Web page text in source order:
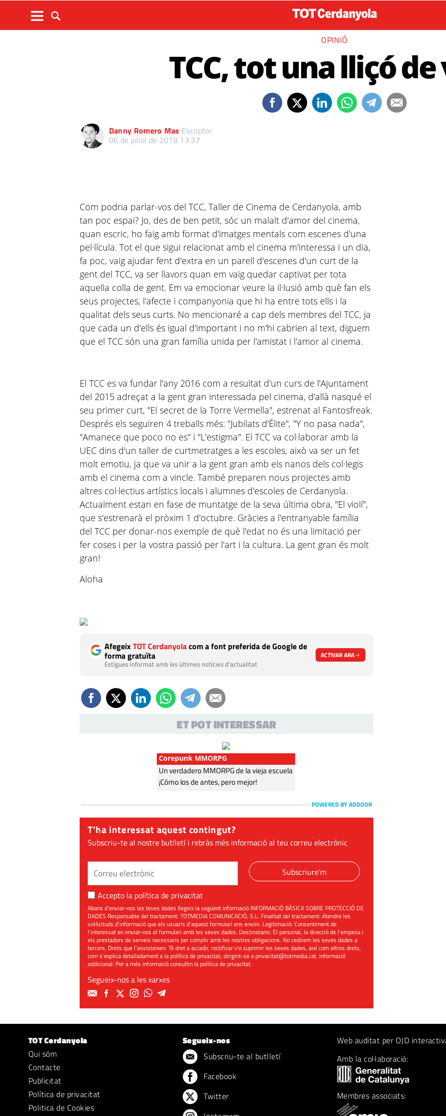
OPINIÓ
TCC, tot una lliçó
Danny Romero Mas Escriptor
06 de juliol de 2018 13:37
Com podria parlar-vos del TCC, Taller de Cinema de Cerdanyola, amb
tan poc espai? Jo, des de ben petit, sóc un malalt d'amor del cinema,
quan escric, ho faig amb format d'imatges mentals com escenes d'una
pel·lícula. Tot el que sigui relacionat amb el cinema m'interessa i un dia,
fa poc, vaig ajudar fent d'extra en un parell d'escenes d'un curt de la
gent del TCC, va ser llavors quan em vaig quedar captivat per tota
aquella colla de gent. Em va emocionar veure la il·lusió amb què fan els
seus projectes, l'afecte i companyonia que hi ha entre tots ells i la
qualitat dels seus curts. No mencionaré a cap dels membres del TCC, ja
que cada un d'ells és igual d'important i no m'hi cabrien al text, diguem
que el TCC són una gran família unida per l'amistat i l'amor al cinema.
El TCC es va fundar l'any 2016 com a resultat d'un curs de l'Ajuntament
del 2015 adreçat a la gent gran interessada pel cinema, d'allà nasqué el
seu primer curt, "El secret de la Torre Vermella", estrenat al Fantosfreak.
Després els seguiren 4 treballs més: "Jubilats d'Élite", "Y no pasa nada",
"Amanece que poco no es" i "L'estigma". El TCC va col·laborar amb la
UEC dins d'un taller de curtmetratges a les escoles, això va ser un fet
molt emotiu, ja que va unir a la gent gran amb els nanos dels col·legis
amb el cinema com a vincle. També preparen nous projectes amb
altres col·lectius artístics locals i alumnes d'escoles de Cerdanyola.
Actualment estan en fase de muntatge de la seva última obra, "El violí",
que s'estrenarà el pròxim 1 d'octubre. Gràcies a l'entranyable família
del TCC per donar-nos exemple de què l'edat no és una limitació per
fer coses i per la vostra passió per l'art i la cultura. La gent gran és molt
gran!
Aloha
AfegeixTOT Cerdanyolacom a font preferida de Google de
forma gratuïta
Estigues informat amb les últimes notícies d'actualitat
ACTIVAR ARA
ET POT INTERESSAR
Corepunk MMORPG
Un verdadero MMORPG de la vieja escuela
¡Cómo los de antes, pero mejor!
POWERED BY ADDOOR
T'ha interessat aquest contingut?
Subscriu-te al nostre butlletí i rebràs més informació al teu correu electrònic
Subscriure'm
Accepto la política de privacitat
Abans d'enviar-nos les teves dades llegeix la següent informació INFORMACIÓ BÀSICA SOBRE PROTECCIÓ DE
DADES Responsable del tractament: TOTMEDIA COMUNICACIÓ, S.L. Finalitat del tractament: Atendre les
sol·licituds d'informació que els usuaris d'aquest formulari ens enviïn. Legitimació: Consentiment de
l'interessat en enviar-nos el formulari amb les seves dades. Destinataris: El personal, la direcció de l'empesa i
els prestadors de serveis necessaris per complir amb les nostres obligacions. No cedirem les seves dades a
tercers. Drets que l'assisteixen: Té dret a accedir, rectificar i/o suprimir les seves dades, així com altres drets,
com s'explica detalladament a la política de privacitat, dirigint-se aprivacitat@totmedia.cat. Informació
addicional: Per a més informació consultin lapolítica de privacitat.
Segueix-nos a les xarxes
TOT Cerdanyola
Qui sóm
Contacte
Publicitat
Política de privacitat
Politica de Cookies
Segueix-nos
Subscriu-te al butlletí
Facebook
Twitter
Web auditat per OJD
Amb la col·laboració:
Membres associats: